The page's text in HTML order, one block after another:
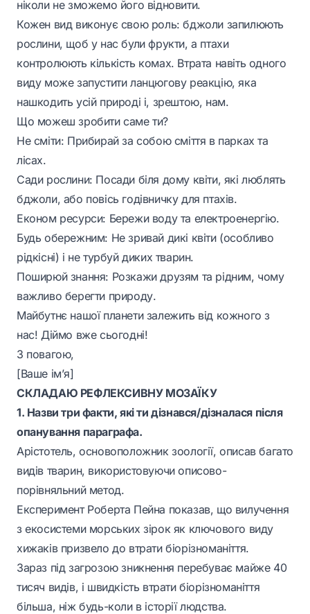
ніколи не зможемо його відновити.
Кожен вид виконує свою роль: бджоли запилюють
рослини, щоб у нас були фрукти, а птахи
контролюють кількість комах. Втрата навіть одного
виду може запустити ланцюгову реакцію, яка
нашкодить усій природі і, зрештою, нам.
Що можеш зробити саме ти?
Не сміти: Прибирай за собою сміття в парках та
лісах.
Сади рослини: Посади біля дому квіти, які люблять
бджоли, або повісь годівничку для птахів.
Економ ресурси: Бережи воду та електроенергію.
Будь обережним: Не зривай дикі квіти (особливо
рідкісні) і не турбуй диких тварин.
Поширюй знання: Розкажи друзям та рідним, чому
важливо берегти природу.
Майбутнє нашої планети залежить від кожного з
нас! Діймо вже сьогодні!
З повагою,
[Ваше ім’я]
СКЛАДАЮ РЕФЛЕКСИВНУ МОЗАЇКУ
1. Назви три факти, які ти дізнався/дізналася після
опанування параграфа.
Арістотель, основоположник зоології, описав багато
видів тварин, використовуючи описово-
порівняльний метод.
Експеримент Роберта Пейна показав, що вилучення
з екосистеми морських зірок як ключового виду
хижаків призвело до втрати біорізноманіття.
Зараз під загрозою зникнення перебуває майже 40
тисяч видів, і швидкість втрати біорізноманіття
більша, ніж будь-коли в історії людства.